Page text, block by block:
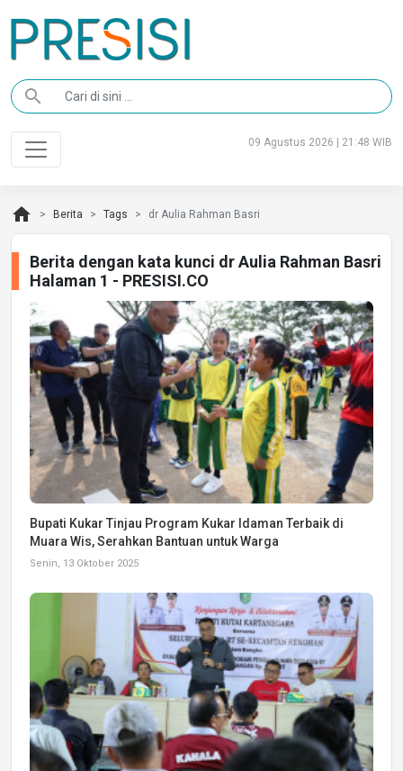
search
09 Agustus 2026 | 21:48 WIB
home Berita Tags dr Aulia Rahman Basri
Berita dengan kata kunci dr Aulia Rahman Basri
Halaman 1 - PRESISI.CO
Bupati Kukar Tinjau Program Kukar Idaman Terbaik di
Muara Wis, Serahkan Bantuan untuk Warga
Senin, 13 Oktober 2025